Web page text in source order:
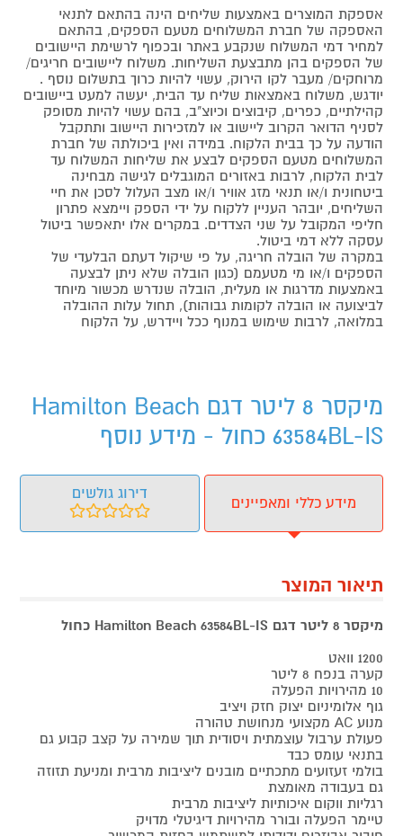
אספקת המוצרים באמצעות שליחים הינה בהתאם לתנאי
האספקה של חברת המשלוחים מטעם הספקים, בהתאם
למחיר דמי המשלוח שנקבע באתר ובכפוף לרשימת היישובים
של הספקים בהן מתבצעת השליחות. משלוח ליישובים חריגים/
מרוחקים/ מעבר לקו הירוק, עשוי להיות כרוך בתשלום נוסף .
יודגש, משלוח באמצאות שליח עד הבית, יעשה למעט ביישובים
קהילתיים, כפרים, קיבוצים וכיוצ"ב, בהם עשוי להיות מסופק
לסניף הדואר הקרוב ליישוב או למזכירות היישוב ותתקבל
הודעה על כך בבית הלקוח. במידה ואין ביכולתה של חברת
המשלוחים מטעם הספקים לבצע את שליחות המשלוח עד
לבית הלקוח, לרבות באזורים המוגבלים לגישה מבחינה
ביטחונית ו/או תנאי מזג אוויר ו/או מצב העלול לסכן את חיי
השליחים, יובהר העניין ללקוח על ידי הספק ויימצא פתרון
חליפי המקובל על שני הצדדים. במקרים אלו יתאפשר ביטול
עסקה ללא דמי ביטול.
במקרה של הובלה חריגה, על פי שיקול דעתם הבלעדי של
הספקים ו/או מי מטעמם (כגון הובלה שלא ניתן לבצעה
באמצעות מדרגות או מעלית, הובלה שנדרש מכשור מיוחד
לביצועה או הובלה לקומות גבוהות), תחול עלות ההובלה
במלואה, לרבות שימוש במנוף ככל ויידרש, על הלקוח
מיקסר 8 ליטר דגם Hamilton Beach
63584BL-IS כחול - מידע נוסף
מידע כללי ומאפיינים
דירוג גולשים
תיאור המוצר
מיקסר 8 ליטר דגם Hamilton Beach 63584BL-IS כחול
1200 וואט
קערה בנפח 8 ליטר
10 מהירויות הפעלה
גוף אלומיניום יצוק חזק ויציב
מנוע AC מקצועי מנחושת טהורה
פעולת ערבול עוצמתית ויסודית תוך שמירה על קצב קבוע גם
בתנאי עומס כבד
בולמי זעזועים מתכתיים מובנים ליציבות מרבית ומניעת תזוזה
גם בעבודה מאומצת
רגליות ווקום איכותיות ליציבות מרבית
טיימר הפעלה ובורר מהירויות דיגיטלי מדויק